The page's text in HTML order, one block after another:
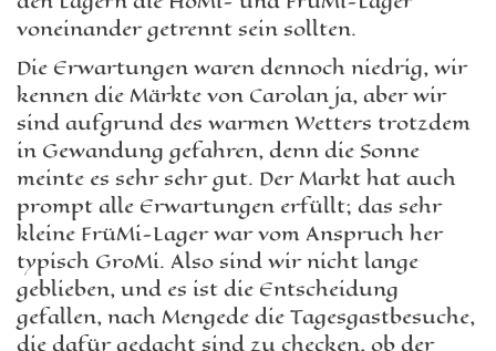
voneinander getrennt sein sollten.
Die Erwartungen waren dennoch niedrig, wir
kennen die Märkte von Carolan ja, aber wir
sind aufgrund des warmen Wetters trotzdem
in Gewandung gefahren, denn die Sonne
meinte es sehr sehr gut. Der Markt hat auch
prompt alle Erwartungen erfüllt; das sehr
kleine FrüMi-Lager war vom Anspruch her
typisch GroMi. Also sind wir nicht lange
geblieben, und es ist die Entscheidung
gefallen, nach Mengede die Tagesgastbesuche,
die dafür gedacht sind zu checken, ob der